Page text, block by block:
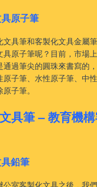
原子筆
文具筆和客製化文具金屬
具原子筆呢？目前，市場
通過筆尖的圓珠來書寫的
原子筆、水性原子筆、中
子筆。
具筆 – 教育機
鉛筆